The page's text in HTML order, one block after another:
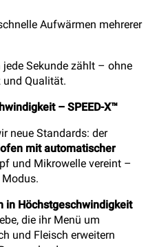
Aufwärmen mehrerer
Sekunde zählt – ohne
und Qualität.
– SPEED-X™
neue Standards: der
mit automatischer
und Mikrowelle vereint –
in Höchstgeschwindigkeit
die ihr Menü um
und Fleisch erweitern